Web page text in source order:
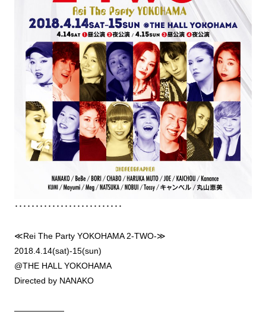
･･････････････････････････
≪Rei The Party YOKOHAMA 2-TWO-≫
2018.4.14(sat)-15(sun)
@THE HALL YOKOHAMA
Directed by NANAKO
——————